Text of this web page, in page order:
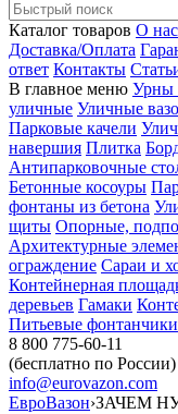
Каталог товаров О нас
Доставка/Оплата
ответ Контакты
В главное меню Урны
уличные Уличные
Парковые качели
навершия Плитка
Антипарковочные
Бетонные косоуры
фонтаны из бетона
щиты Опорные,
Архитектурные
ограждение Сараи и
Контейнерная
деревьев Гамаки
Питьевые фонтанчики
8 800 775-60-11
(бесплатно по России)
info@eurovazon.com
ЕвроВазон›ЗАЧЕМ